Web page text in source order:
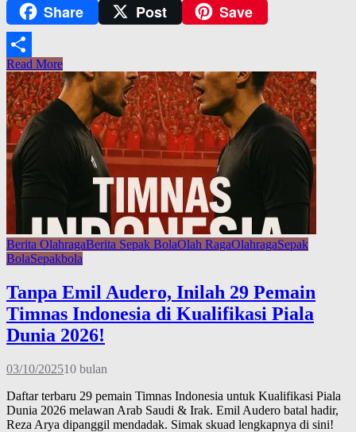
Copy
Link
Share Post Save
Share
Read More
Berita OlahragaBerita Sepak BolaOlah RagaOlahragaSepak
BolaSepakbola
Tanpa Emil Audero, Inilah 29 Pemain
Timnas Indonesia di Kualifikasi Piala
Dunia 2026!
03/10/202510 bulan
Daftar terbaru 29 pemain Timnas Indonesia untuk Kualifikasi Piala
Dunia 2026 melawan Arab Saudi & Irak. Emil Audero batal hadir,
Reza Arya dipanggil mendadak. Simak skuad lengkapnya di sini!